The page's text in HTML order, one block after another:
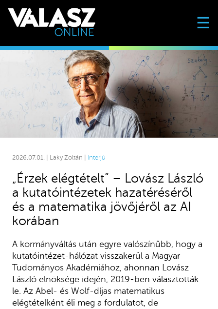
☰
2026.07.01. | Laky Zoltán | Interjú
„Érzek elégtételt” – Lovász László
a kutatóintézetek hazatéréséről
és a matematika jövőjéről az AI
korában
A kormányváltás után egyre valószínűbb, hogy a
kutatóintézet-hálózat visszakerül a Magyar
Tudományos Akadémiához, ahonnan Lovász
László elnöksége idején, 2019-ben választották
le. Az Abel- és Wolf-díjas matematikus
elégtételként éli meg a fordulatot, de